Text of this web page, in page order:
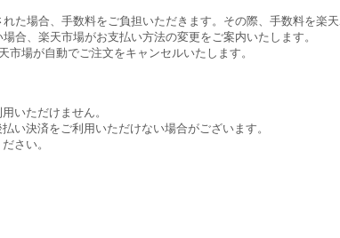
た場合、手数料をご負担いただきます。その際、手数料を楽
合、楽天市場がお支払い方法の変更をご案内いたします。
場が自動でご注文をキャンセルいたします。
いただけません。
い決済をご利用いただけない場合がございます。
ださい。